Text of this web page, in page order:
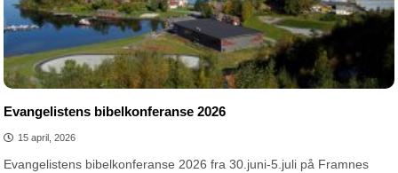
Evangelistens bibelkonferanse 2026
15 april, 2026
Evangelistens bibelkonferanse 2026 fra 30.juni-5.juli på Framnes